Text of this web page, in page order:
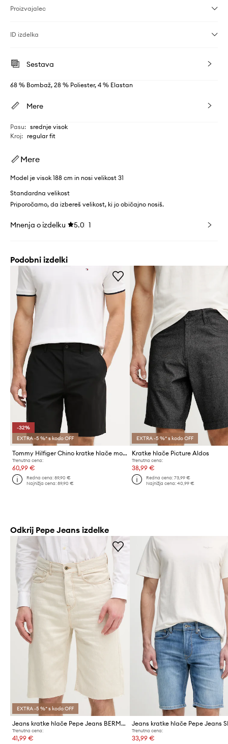
Proizvajalec
ID izdelka
Sestava
68 % Bombaž, 28 % Poliester, 4 % Elastan
Mere
Pasu: srednje visok
Kroj: regular fit
Mere
Model je visok 188 cm in nosi velikost 31
Standardna velikost
Priporočamo, da izbereš velikost, ki jo običajno nosiš.
Mnenja o izdelku 5.0 1
Podobni izdelki
-32%
EXTRA -5 %* s kodo OFF
Tommy Hilfiger Chino kratke hlače moške
Trenutna cena:
60,99 €
Redna cena:89,90 €
Najnižja cena:89,90 €
EXTRA -5 %* s kodo OFF
Kratke hlače Picture Aldos
Trenutna cena:
38,99 €
Redna cena: 73,99 €
Najnižja cena: 40,99 €
Odkrij Pepe Jeans izdelke
EXTRA -5 %* s kodo OFF
Jeans kratke hlače Pepe Jeans BERMUDA SHORT ECRU
Trenutna cena:
41,99 €
Trenutna cena:
33,99 €